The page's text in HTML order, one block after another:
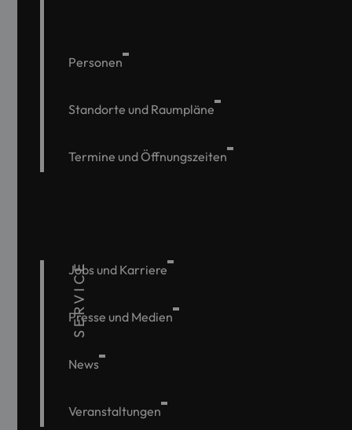
Personen
Standorte und Raumpläne
Termine und Öffnungszeiten
SERVICE
Jobs und Karriere
Presse und Medien
News
Veranstaltungen